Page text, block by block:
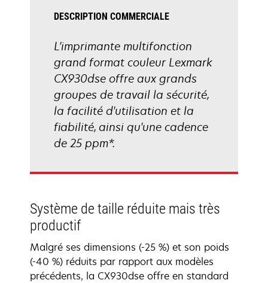
DESCRIPTION COMMERCIALE
L'imprimante multifonction
grand format couleur Lexmark
CX930dse offre aux grands
groupes de travail la sécurité,
la facilité d'utilisation et la
fiabilité, ainsi qu'une cadence
de 25 ppm*.
Système de taille réduite mais très
productif
Malgré ses dimensions (-25 %) et son poids
(-40 %) réduits par rapport aux modèles
précédents, la CX930dse offre en standard